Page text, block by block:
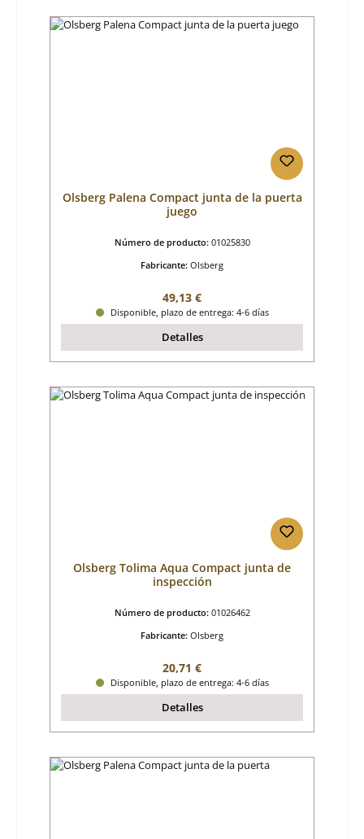
Olsberg Palena Compact junta de la puerta
juego
Número de producto: 01025830
Fabricante: Olsberg
Precio normal:
49,13 €
Disponible, plazo de entrega: 4-6 días
Detalles
Olsberg Tolima Aqua Compact junta de
inspección
Número de producto: 01026462
Fabricante: Olsberg
Precio normal:
20,71 €
Disponible, plazo de entrega: 4-6 días
Detalles